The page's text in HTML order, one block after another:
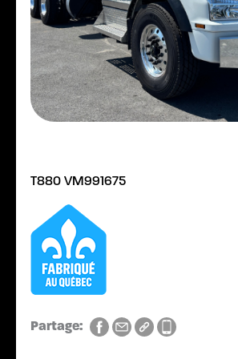
T880 VM991675
Partage: